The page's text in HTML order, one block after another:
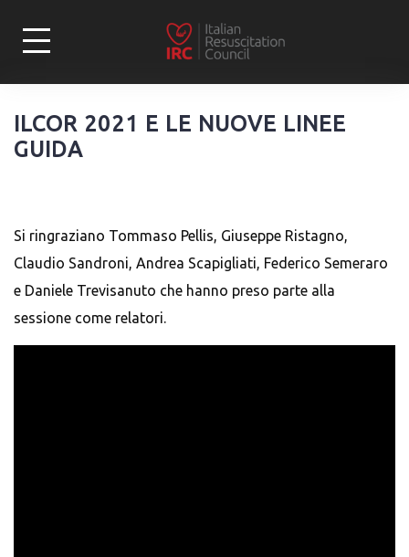
ILCOR 2021 E LE NUOVE LINEE
GUIDA
Si ringraziano Tommaso Pellis, Giuseppe Ristagno,
Claudio Sandroni, Andrea Scapigliati, Federico Semeraro
e Daniele Trevisanuto che hanno preso parte alla
sessione come relatori.